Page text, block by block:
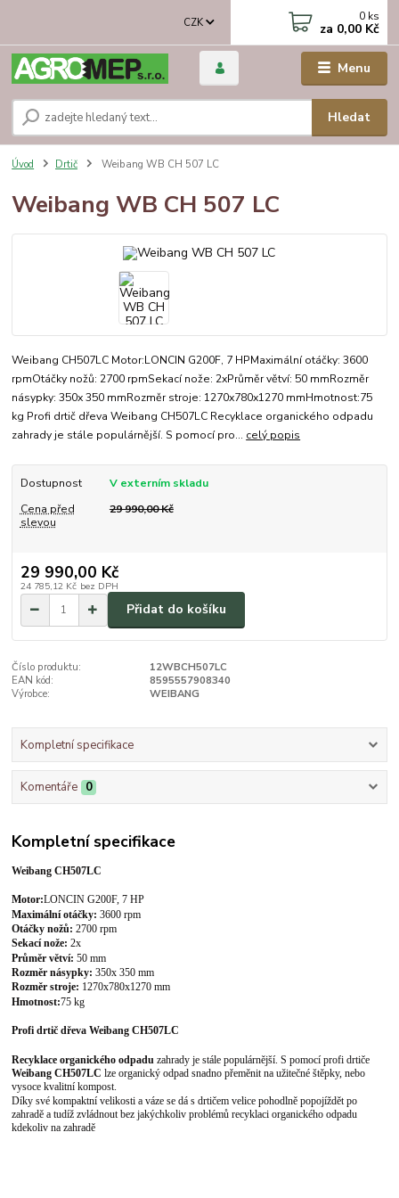
Menu
CZK
Hledat
0 ks
za 0,00 Kč
Úvod Drtič Weibang WB CH 507 LC
Weibang WB CH 507 LC
Weibang CH507LC Motor:LONCIN G200F, 7 HPMaximální otáčky: 3600
rpmOtáčky nožů: 2700 rpmSekací nože: 2xPrůměr větví: 50 mmRozměr
násypky: 350x 350 mmRozměr stroje: 1270x780x1270 mmHmotnost:75
kg Profi drtič dřeva Weibang CH507LC Recyklace organického odpadu
zahrady je stále populárnější. S pomocí pro... celý popis
Dostupnost
V externím skladu
Cena před
slevou
29 990,00 Kč
29 990,00 Kč
24 785,12 Kč bez DPH
Přidat do košíku
Číslo produktu:
12WBCH507LC
EAN kód:
8595557908340
Výrobce:
WEIBANG
Kompletní specifikace
Komentáře 0
Kompletní specifikace
Weibang CH507LC
Motor:LONCIN G200F, 7 HP
Maximální otáčky: 3600 rpm
Otáčky nožů: 2700 rpm
Sekací nože: 2x
Průměr větví: 50 mm
Rozměr násypky:350x 350 mm
Rozměr stroje: 1270x780x1270 mm
Hmotnost:75 kg
Profi drtič dřeva Weibang CH507LC
Recyklace organického odpaduzahrady je stále populárnější. S pomocí profi drtiče
Weibang CH507LClze organický odpad snadno přeměnit na užitečné štěpky, nebo
vysoce kvalitní kompost.
Díky své kompaktní velikosti a váze se dá s drtičem velice pohodlně popojíždět po
zahradě a tudíž zvládnout bez jakýchkoliv problémů recyklaci organického odpadu
kdekoliv na zahradě